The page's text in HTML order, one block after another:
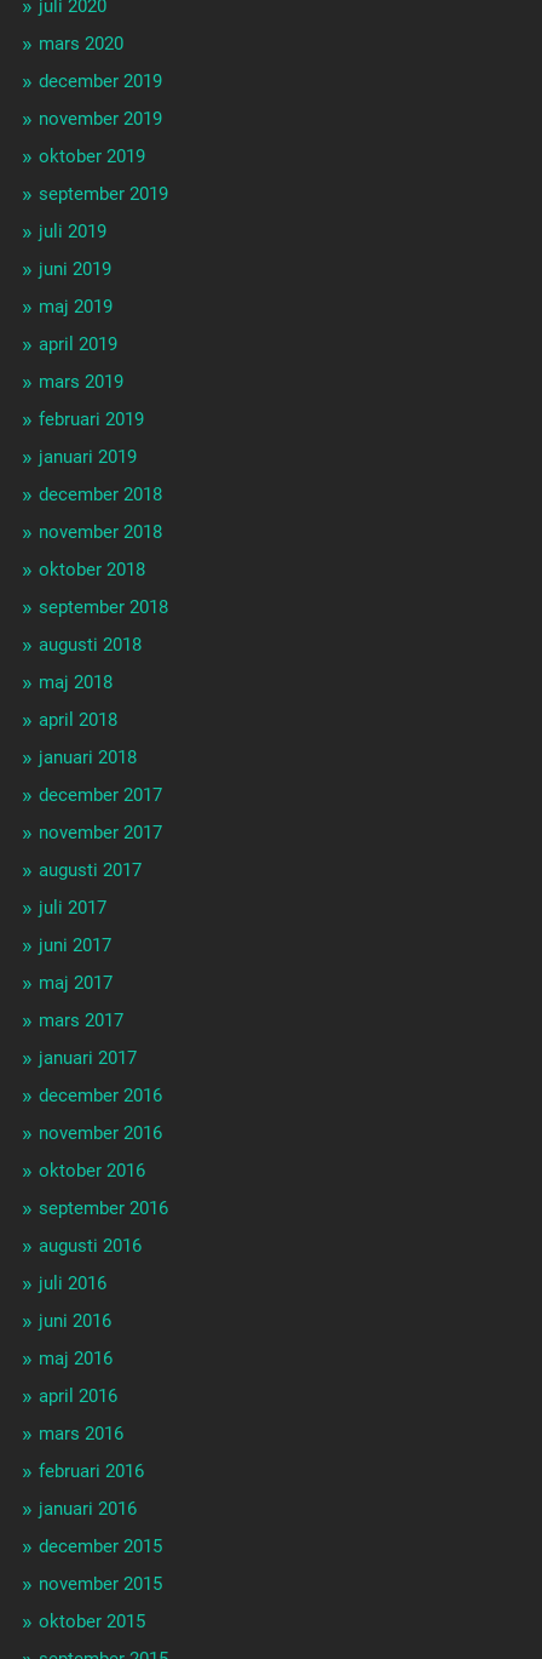
juli 2020
mars 2020
december 2019
november 2019
oktober 2019
september 2019
juli 2019
juni 2019
maj 2019
april 2019
mars 2019
februari 2019
januari 2019
december 2018
november 2018
oktober 2018
september 2018
augusti 2018
maj 2018
april 2018
januari 2018
december 2017
november 2017
augusti 2017
juli 2017
juni 2017
maj 2017
mars 2017
januari 2017
december 2016
november 2016
oktober 2016
september 2016
augusti 2016
juli 2016
juni 2016
maj 2016
april 2016
mars 2016
februari 2016
januari 2016
december 2015
november 2015
oktober 2015